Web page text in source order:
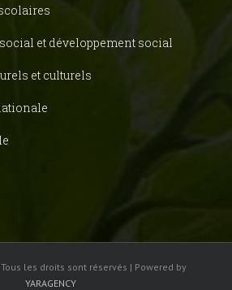
et développement social
et culturels
les droits sont réservés | Powered by
YARAGENCY